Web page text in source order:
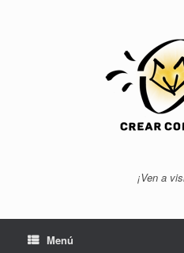
¡Ven a
Menú